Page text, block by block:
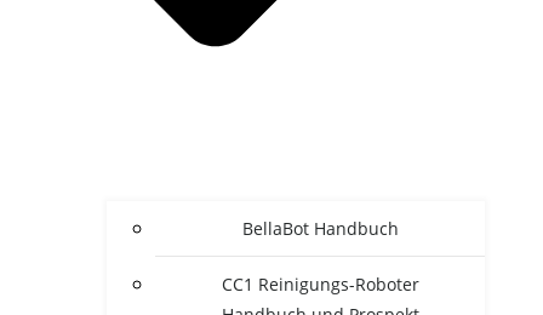
BellaBot Handbuch
CC1 Reinigungs-Roboter